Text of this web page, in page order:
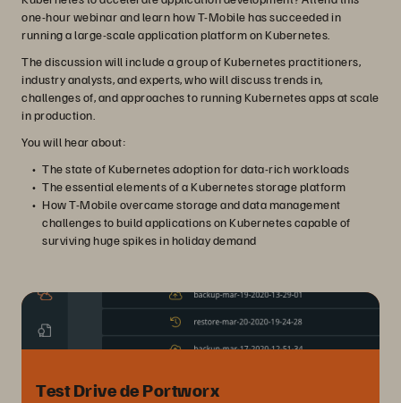
one-hour webinar and learn how T-Mobile has succeeded in
running a large-scale application platform on Kubernetes.
The discussion will include a group of Kubernetes practitioners,
industry analysts, and experts, who will discuss trends in,
challenges of, and approaches to running Kubernetes apps at scale
in production.
You will hear about:
The state of Kubernetes adoption for data-rich workloads
The essential elements of a Kubernetes storage platform
How T-Mobile overcame storage and data management
challenges to build applications on Kubernetes capable of
surviving huge spikes in holiday demand
Test Drive de Portworx